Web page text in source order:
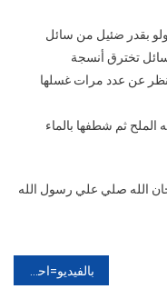
بقدر ضئيل من سائل
تخترق أنسجة
عن عدد مرات غسلها
الملح ثم شطفها بالماء
الله صلي علي رسول الله